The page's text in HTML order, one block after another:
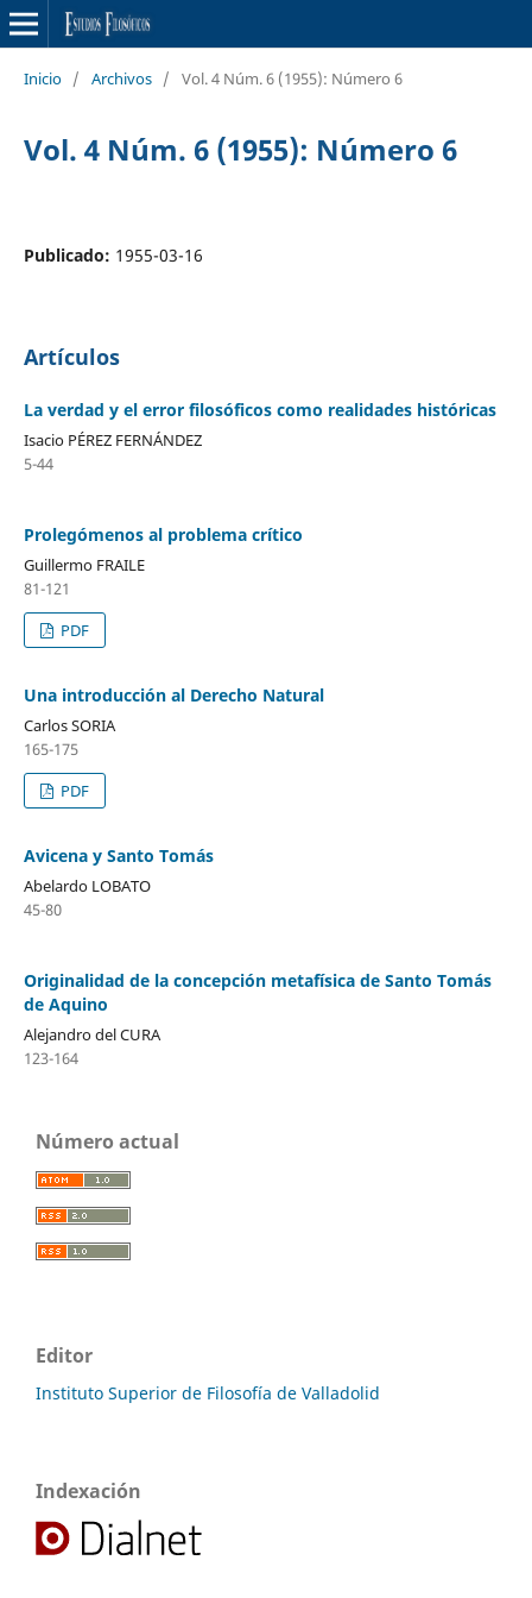
Inicio / Archivos / Vol. 4 Núm. 6 (1955): Número 6
Vol. 4 Núm. 6 (1955): Número 6
Publicado: 1955-03-16
Artículos
La verdad y el error filosóficos como realidades históricas
Isacio PÉREZ FERNÁNDEZ
5-44
Prolegómenos al problema crítico
Guillermo FRAILE
81-121
PDF
Una introducción al Derecho Natural
Carlos SORIA
165-175
PDF
Avicena y Santo Tomás
Abelardo LOBATO
45-80
Originalidad de la concepción metafísica de Santo Tomás
de Aquino
Alejandro del CURA
123-164
Número actual
Editor
Instituto Superior de Filosofía de Valladolid
Indexación